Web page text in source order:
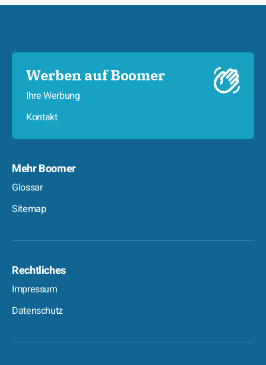
Werben auf Boomer
Ihre Werbung
Kontakt
Mehr Boomer
Glossar
Sitemap
Rechtliches
Impressum
Datenschutz